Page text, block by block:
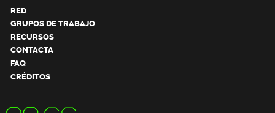
RED
GRUPOS DE TRABAJO
RECURSOS
CONTACTA
FAQ
CRÉDITOS